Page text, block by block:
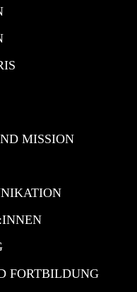
MISSION
FORTBILDUNG